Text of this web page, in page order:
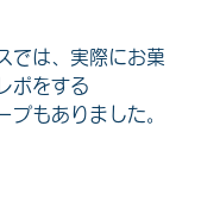
では、実際にお菓
ポをする
プもありました。